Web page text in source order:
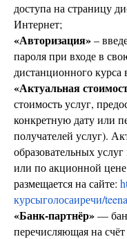
доступа на страницу
Интернет;
«Авторизация»–
пароля при входе в
дистанционного курса
«Актуальная
стоимость услуг,
конкретную дату или
получателей услуг).
образовательных
или по акционной
размещается на сайте:
курсыголосаиречи/
«Банк-партнёр»—
перечисляющая на